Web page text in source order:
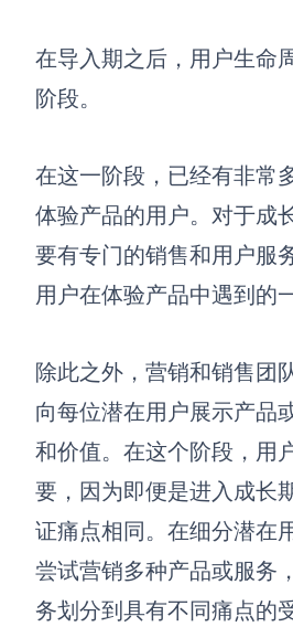
在导入期之后， 用户生命
阶段。
在这一阶段，已经有非常
体验产品的用户。对于成
要有专门的销售和用户服
用户在体验产品中遇到的
除此之外，营销和销售团
向每位潜在用户展示产品
和价值。在这个阶段， 用
要，因为即便是进入成长
证痛点相同。 在细分潜在
尝试营销多种产品或服务
务划分到具有不同痛点的